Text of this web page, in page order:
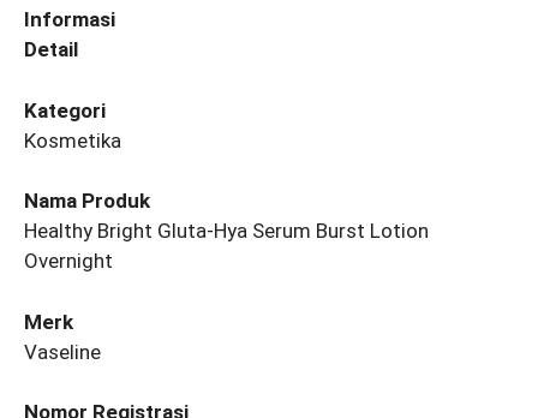
Informasi
Detail
Kategori
Kosmetika
Nama Produk
Healthy Bright Gluta-Hya Serum Burst Lotion
Overnight
Merk
Vaseline
Nomor Registrasi